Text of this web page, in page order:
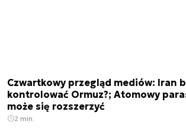
Czwartkowy przegląd mediów: Iran
kontrolować Ormuz?; Atomowy
może się rozszerzyć
2 min.